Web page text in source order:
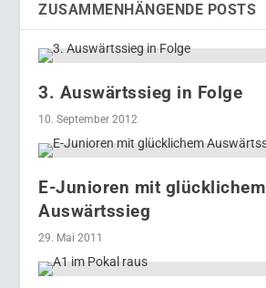
ZUSAMMENHÄNGENDE POSTS
3. Auswärtssieg in Folge
10. September 2012
E-Junioren mit glücklichem
Auswärtssieg
29. Mai 2011